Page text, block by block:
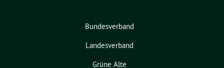
Bundesverband
Landesverband
Grüne Alte